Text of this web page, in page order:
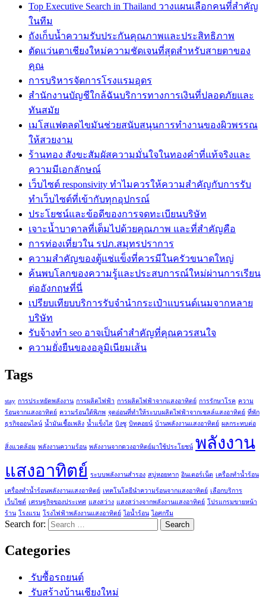
Top Executive Search in Thailand วางแผนเลือกคนที่สำคัญ
ในทีม
ถังเก็บน้ำความรับประกันคุณภาพและประสิทธิภาพ
ตัดแว่นตาเชียงใหม่ความชัดเจนที่สุดสำหรับสายตาของ
คุณ
การบริหารจัดการโรงแรมอุดร
สำนักงานบัญชีใกล้ฉันบริการทางการเงินที่ปลอดภัยและ
ทันสมัย
เมโสแฟตลดไขมันช่วยสนับสนุนการทำงานของผิวพรรณ
ให้สวยงาม
ร้านทอง สังขะสัมผัสความมั่นใจในทองคำที่แท้จริงและ
ความมีเอกลักษณ์
เว็บไซต์ responsivity ทำไมควรให้ความสำคัญกับการรับ
ทำเว็บไซต์ที่เข้ากับทุกอุปกรณ์
ประโยชน์และข้อดีของการจดทะเบียนบริษัท
เจาะน้ำบาดาลที่เต็มไปด้วยคุณภาพ และที่สำคัญคือ
การท่องเที่ยวใน รปภ.สมุทรปราการ
ความสำคัญของตู้แช่แข็งที่ควรมีในครัวขนาดใหญ่
ค้นพบโลกของความรู้และประสบการณ์ใหม่ผ่านการเรียน
ต่ออังกฤษที่นี่
เปรียบเทียบบริการรับจำนำกระเป๋าแบรนด์เนมจากหลาย
บริษัท
รับจ้างทำ seo อาจเป็นคำสำคัญที่คุณควรสนใจ
ความยั่งยืนของอลูมิเนียมเส้น
Tags
stay การประหยัดพลังงาน การผลิตไฟฟ้า การผลิตไฟฟ้าจากแสงอาทิตย์ การรักษาโรค ความ
ร้อนจากแสงอาทิตย์ ความร้อนใต้พิภพ จุดอ่อนที่ทำให้ระบบผลิตไฟฟ้าจากเซลล์แสงอาทิตย์ ที่พัก
ธุรกิจออนไลน์ น้ำมันเชื้อเพลิง น้ำแข็งไส บิงซู บิทคอยน์ บ้านพลังงานแสงอาทิตย์ ผลกระทบต่อ
สิ่งแวดล้อม พลังงานความร้อน พลังงานจากดวงอาทิตย์มาใช้ประโยชน์ พลังงาน
แสงอาทิตย์ ระบบพลังงานสำรอง สบู่หอยทาก อินเตอร์เน็ต เครื่องทำน้ำร้อน
เครื่องทำน้ำร้อนพลังงานแสงอาทิตย์ เทคโนโลยีนำความร้อนจากแสงอาทิตย์ เลือกบริการ
เว็บไซต์ เศรษฐกิจของประเทศ แสงสว่าง แสงสว่างจากพลังงานแสงอาทิตย์ โปรแกรมขายหน้า
ร้าน โรงแรม โรงไฟฟ้าพลังงานแสงอาทิตย์ ไอน้ำร้อน ไอศกรีม
Search for:
Categories
รับซื้อรถยนต์
รับสร้างบ้านเชียงใหม่